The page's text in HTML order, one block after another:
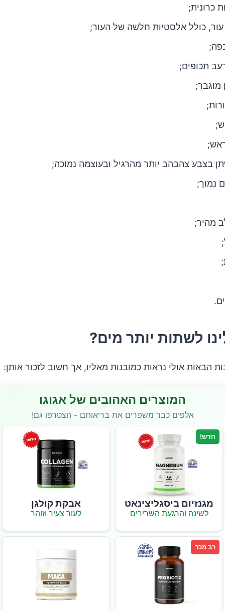
כרונית;
עור, כולל אלסטיות חלשה של העור;
תכופים;
מוגבר;
בצבע צהבהב יותר מהרגיל ובעוצמה נמוכה;
נמוך;
מהיר;
לשתות יותר מים?
הבאות אולי נראות כמובנות מאליו, אך חשוב לזכור אותן:
המוצרים האהובים של אגוגו
אלפים כבר משפרים את בריאותם - הצטרפו גם!
חדש!
מגנזיום ביסגליצינאט
לשינה והרגעת השרירים
אבקת קולגן
לעור צעיר וזוהר
רב מכר